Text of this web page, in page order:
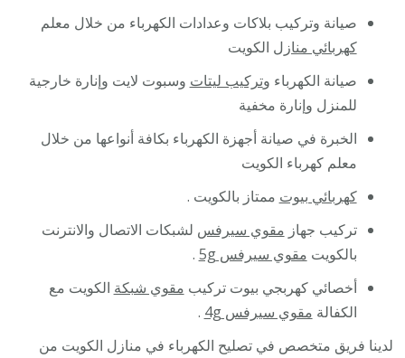
صيانة وتركيب بلاكات وعدادات الكهرباء من خلال معلم
كهربائي منازل الكويت
صيانة الكهرباء وتركيب ليتات وسبوت لايت وإنارة خارجية
للمنزل وإنارة مخفية
الخبرة في صيانة أجهزة الكهرباء بكافة أنواعها من خلال
معلم كهرباء الكويت
كهربائي بيوت ممتاز بالكويت .
تركيب جهاز مقوي سيرفس لشبكات الاتصال والانترنت
بالكويت مقوي سيرفس 5g
.
أخصائي كهربجي بيوت تركيب مقوي شبكة الكويت مع
الكفالة مقوي سيرفس 4g
.
لدينا فريق متخصص في تصليح الكهرباء في منازل الكويت من